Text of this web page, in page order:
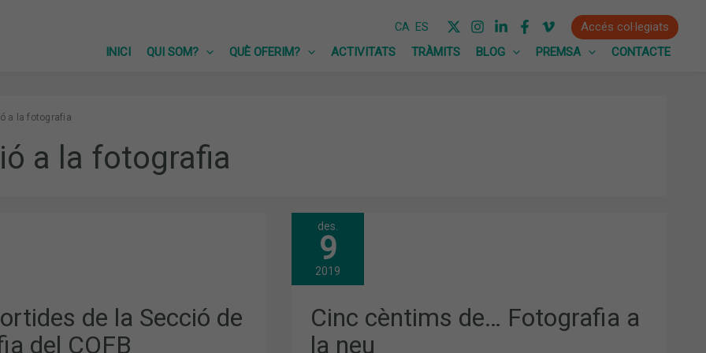
CA ES
Accés col·legiats
INICI
QUI SOM? QUÈ OFERIM? ACTIVITATS TRÀMITS BLOG PREMSA CONTACTE
a la fotografia
a la fotografia
de la Secció de
del COFB
des.
9
2019
Cinc cèntims de… Fotografia a
la neu
CINC
CÈNTIMS
DE…
FOTOGRAFIA
A
NEU